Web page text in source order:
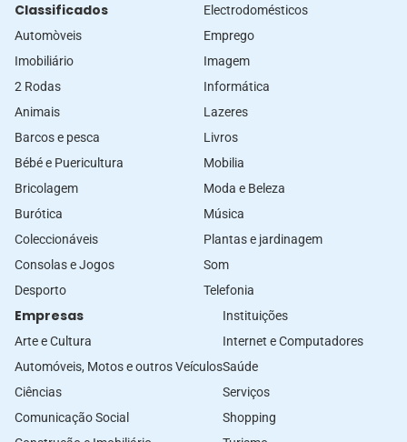
Classificados
Automòveis
Imobiliário
2 Rodas
Animais
Barcos e pesca
Bébé e Puericultura
Bricolagem
Burótica
Coleccionáveis
Consolas e Jogos
Desporto
Electrodomésticos
Emprego
Imagem
Informática
Lazeres
Livros
Mobilia
Moda e Beleza
Música
Plantas e jardinagem
Som
Telefonia
Empresas
Arte e Cultura
Automóveis, Motos e outros Veículos
Ciências
Comunicação Social
Instituições
Internet e Computadores
Saúde
Serviços
Shopping